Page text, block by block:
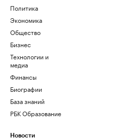
Политика
Экономика
Общество
Бизнес
Технологии и
медиа
Финансы
Биографии
База знаний
РБК Образование
Новости